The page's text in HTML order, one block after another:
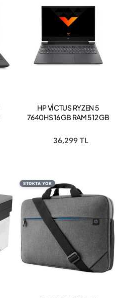
HP VİCTUS RYZEN 5
7640HS 16 GB RAM 512 GB
GAMİNG NOTEBOOK 144
HZ 16-S0023NT 7Z4N1EA
36,299 TL
STOKTA YOK